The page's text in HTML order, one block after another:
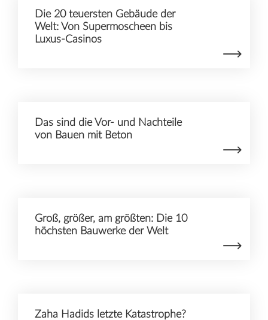
Die 20 teuersten Gebäude der
Welt: Von Supermoscheen bis
Luxus-Casinos
Das sind die Vor- und Nachteile
von Bauen mit Beton
Groß, größer, am größten: Die 10
höchsten Bauwerke der Welt
Zaha Hadids letzte Katastrophe?